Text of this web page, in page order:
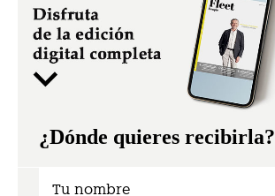
¿Dónde quieres recibirla?